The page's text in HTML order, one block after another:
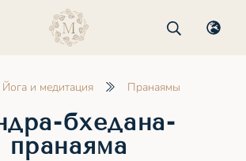
Йога и медитация Пранаямы
бхедана-
пранаяма